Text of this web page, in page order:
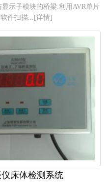
示子模块的桥梁.利用AVR单片
件扫描...[详情]
床体检测系统